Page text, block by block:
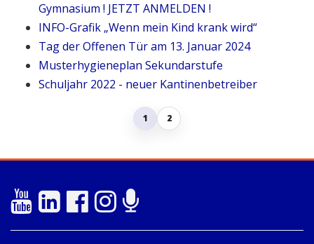
Gymnasium ! JETZT ANMELDEN !
INFO-Grafik „Wenn mein Kind krank wird“
Tag der Offenen Tür am 13. Januar 2024
Musterhygieneplan Sekundarstufe
Schuljahr 2022 - neuer Kantinenbetreiber
1 2